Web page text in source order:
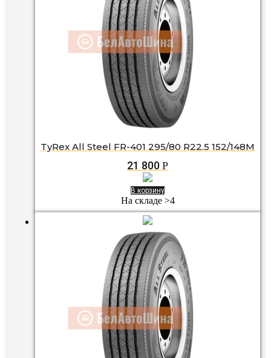
TyRex All Steel FR-401 295/80 R22.5 152/148M
21 800 Р
В корзину
На складе >4